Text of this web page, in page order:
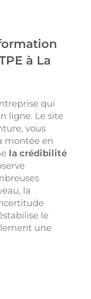
à La
qui
ligne. Le site
vous
montée en
la crédibilité
la
le
une